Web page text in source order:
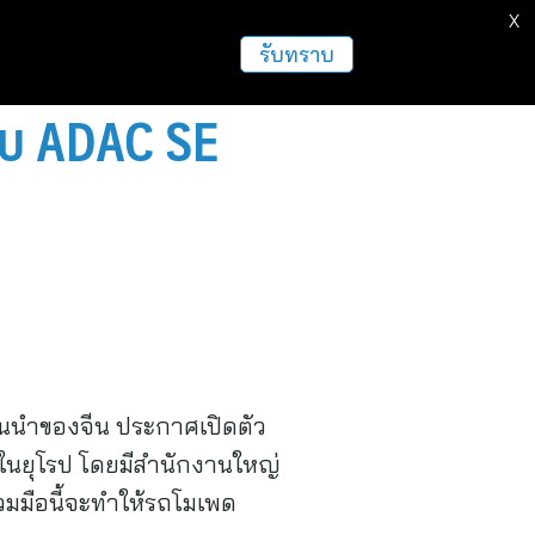
ฝากข่าวประชาสัมพันธ์
SE
นำของจีน ประกาศเปิดตัว
ยุโรป โดยมีสำนักงานใหญ่
มือนี้จะทำให้รถโมเพด
รับทราบ
X